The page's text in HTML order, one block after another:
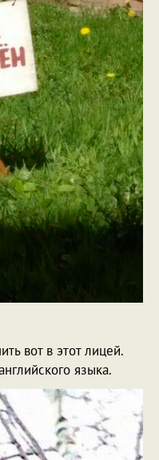
вот в этот лицей.
языка.